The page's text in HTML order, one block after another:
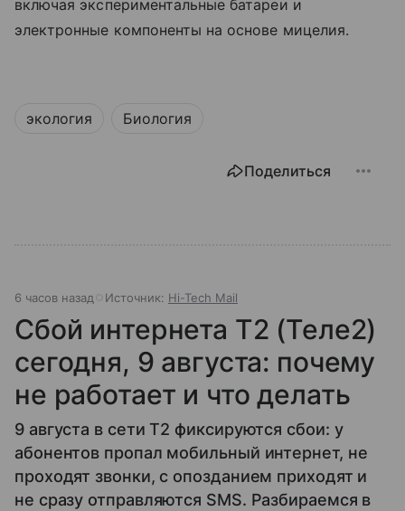
включая экспериментальные батареи и
электронные компоненты на основе мицелия.
экология Биология
Поделиться
6 часов назад Источник: Hi-Tech Mail
Сбой интернета T2 (Теле2)
сегодня, 9 августа: почему
не работает и что делать
9 августа в сети T2 фиксируются сбои: у
абонентов пропал мобильный интернет, не
проходят звонки, с опозданием приходят и
не сразу отправляются SMS. Разбираемся в